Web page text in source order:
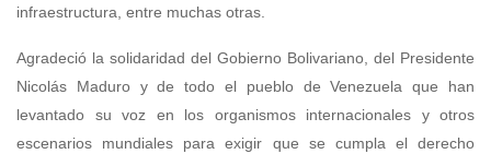
infraestructura, entre muchas otras.
Agradeció la solidaridad del Gobierno Bolivariano, del Presidente
Nicolás Maduro y de todo el pueblo de Venezuela que han
levantado su voz en los organismos internacionales y otros
escenarios mundiales para exigir que se cumpla el derecho